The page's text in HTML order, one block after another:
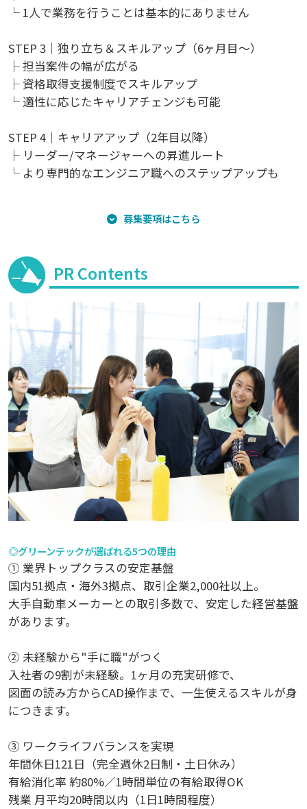
└ 1人で業務を行うことは基本的にありません
STEP 3｜独り立ち＆スキルアップ（6ヶ月目～）
├ 担当案件の幅が広がる
├ 資格取得支援制度でスキルアップ
└ 適性に応じたキャリアチェンジも可能
STEP 4｜キャリアアップ（2年目以降）
├ リーダー/マネージャーへの昇進ルート
└ より専門的なエンジニア職へのステップアップも
募集要項はこちら
PR Contents
◎グリーンテックが選ばれる5つの理由
① 業界トップクラスの安定基盤
国内51拠点・海外3拠点、取引企業2,000社以上。
大手自動車メーカーとの取引多数で、安定した経営基盤
があります。
② 未経験から"手に職"がつく
入社者の9割が未経験。1ヶ月の充実研修で、
図面の読み方からCAD操作まで、一生使えるスキルが身
につきます。
③ ワークライフバランスを実現
年間休日121日（完全週休2日制・土日休み）
有給消化率 約80%／1時間単位の有給取得OK
残業 月平均20時間以内（1日1時間程度）